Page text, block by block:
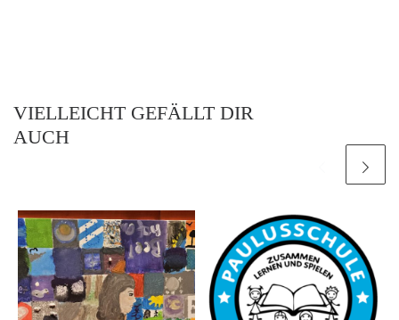
VIELLEICHT GEFÄLLT DIR
AUCH